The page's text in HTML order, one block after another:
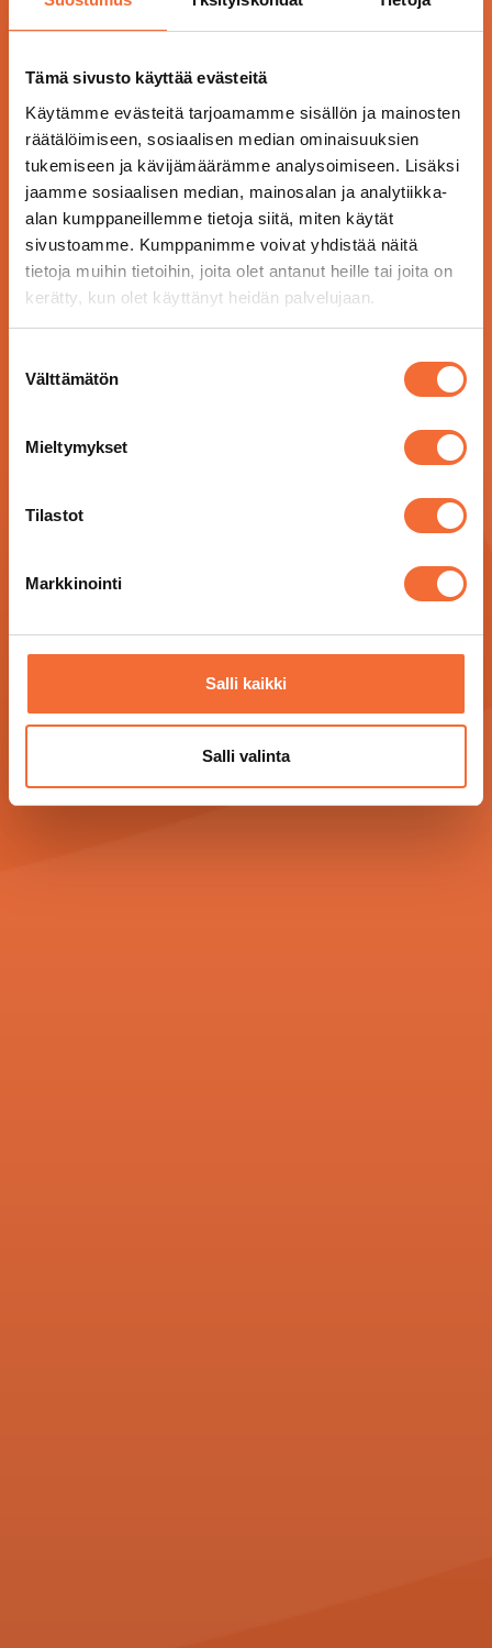
Tämä sivusto käyttää evästeitä
Käytämme evästeitä tarjoamamme sisällön ja mainosten
räätälöimiseen, sosiaalisen median ominaisuuksien
tukemiseen ja kävijämäärämme analysoimiseen. Lisäksi
jaamme sosiaalisen median, mainosalan ja analytiikka-
alan kumppaneillemme tietoja siitä, miten käytät
sivustoamme. Kumppanimme voivat yhdistää näitä
tietoja muihin tietoihin, joita olet antanut heille tai joita on
kerätty, kun olet käyttänyt heidän palvelujaan.
valinta
Välttämätön
Mieltymykset
Tilastot
Markkinointi
Salli kaikki
Salli valinta